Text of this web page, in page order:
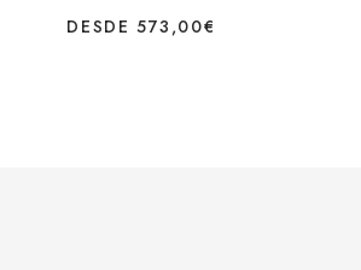
DESDE 573,00€